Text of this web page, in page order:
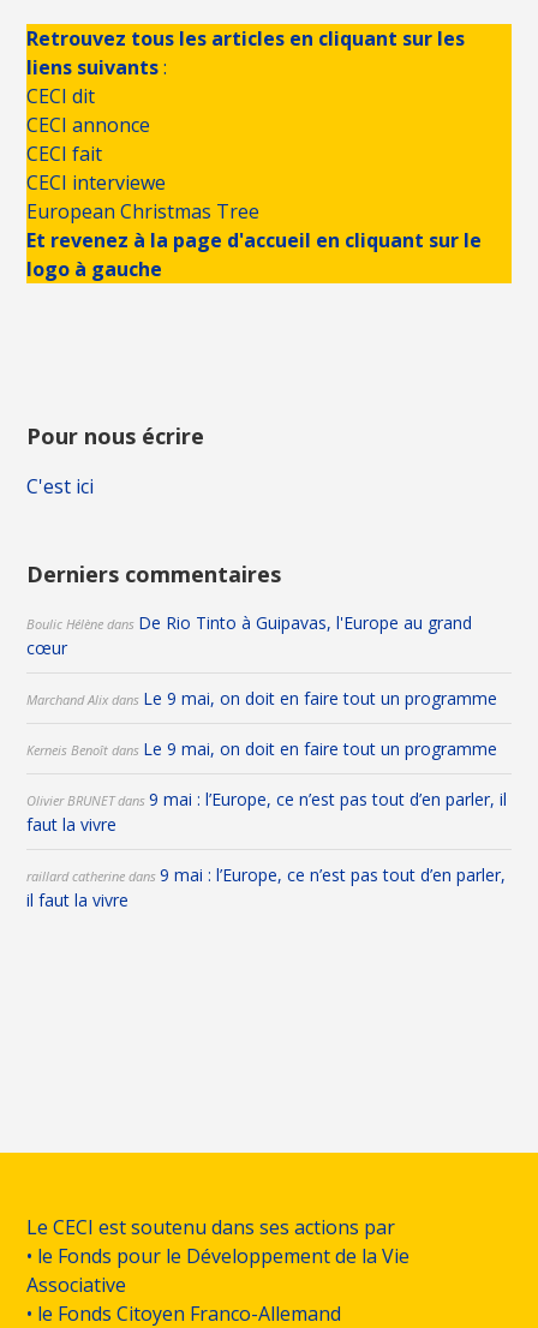
Retrouvez tous les articles en cliquant sur les
liens suivants:
CECI dit
CECI annonce
CECI fait
CECI interviewe
European Christmas Tree
Et revenez à la page d'accueil en cliquant sur le
logo à gauche
Pour nous écrire
C'est ici
Derniers commentaires
Boulic Hélène dans De Rio Tinto à Guipavas, l'Europe au grand
cœur
Marchand Alix dans Le 9 mai, on doit en faire tout un programme
Kerneis Benoît dans Le 9 mai, on doit en faire tout un programme
Olivier BRUNETdans9 mai : l’Europe, ce n’est pas tout d’en parler, il
faut la vivre
raillard catherine dans9 mai : l’Europe, ce n’est pas tout d’en parler,
il faut la vivre
Le CECI est soutenu dans ses actions par
• le Fonds pour le Développement de la Vie
Associative
• le Fonds Citoyen Franco-Allemand